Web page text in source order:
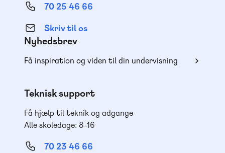
70 25 46 66
Skriv til os
Nyhedsbrev
Få inspiration og viden til din undervisning
Teknisk support
Få hjælp til teknik og adgange
Alle skoledage: 8-16
70 23 46 66